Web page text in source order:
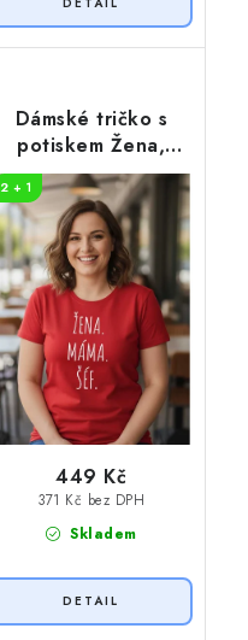
Dámské tričko s
potiskem Žena,
máma, šéf
2 + 1
Skladem
371 Kč bez DPH
449 Kč